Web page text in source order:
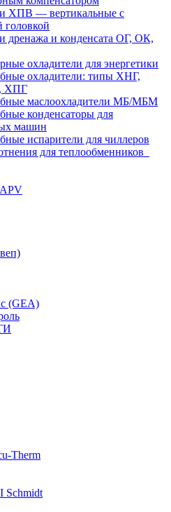
ХПВ — вертикальные с
дренажа и конденсата ОГ, ОК,
охладители для энергетики
охладители: типы ХНГ,
ХПГ
маслоохладители МБ/МБМ
конденсаторы для
машин
испарители для чиллеров
для теплообменников
(GEA)
Therm
Schmidt